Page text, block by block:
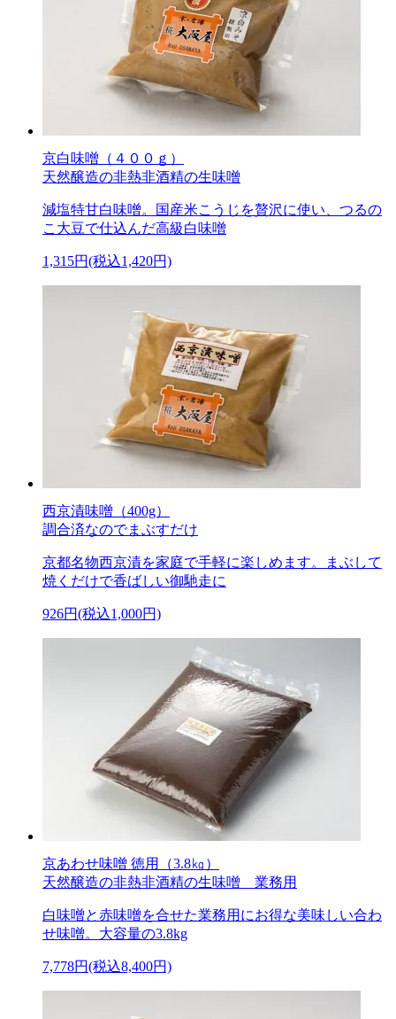
京白味噌（４００ｇ）
天然醸造の非熱非酒精の生味噌
減塩特甘白味噌。国産米こうじを贅沢に使い、つるの
こ大豆で仕込んだ高級白味噌
1,315円(税込1,420円)
西京漬味噌（400g）
調合済なのでまぶすだけ
京都名物西京漬を家庭で手軽に楽しめます。まぶして
焼くだけで香ばしい御馳走に
926円(税込1,000円)
京あわせ味噌 徳用（3.8㎏）
天然醸造の非熱非酒精の生味噌 業務用
白味噌と赤味噌を合せた業務用にお得な美味しい合わ
せ味噌。大容量の3.8kg
7,778円(税込8,400円)